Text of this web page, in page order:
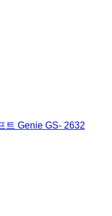
트 Genie GS- 2632